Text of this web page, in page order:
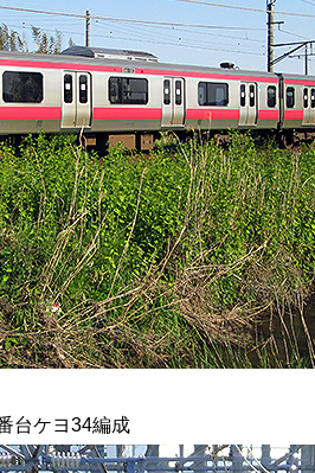
台ケヨ34編成